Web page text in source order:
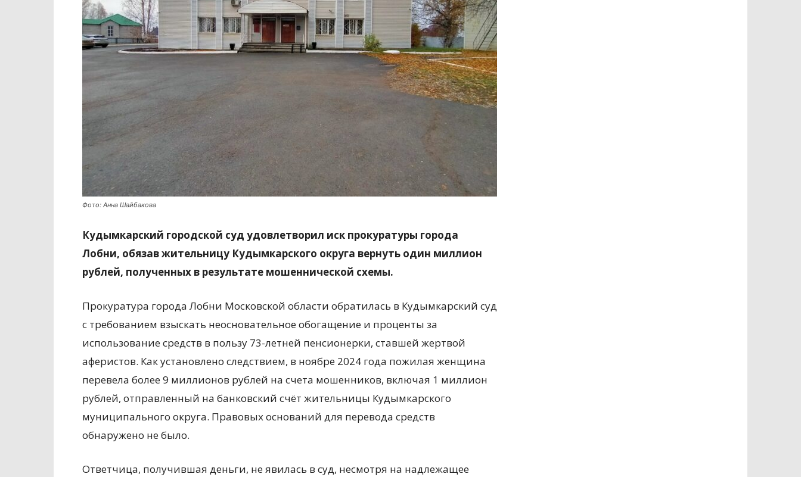
Фото: Анна Шайбакова
Кудымкарский городской суд удовлетворил иск прокуратуры города
Лобни, обязав жительницу Кудымкарского округа вернуть один миллион
рублей, полученных в результате мошеннической схемы.
Прокуратура города Лобни Московской области обратилась в Кудымкарский суд
с требованием взыскать неосновательное обогащение и проценты за
использование средств в пользу 73-летней пенсионерки, ставшей жертвой
аферистов. Как установлено следствием, в ноябре 2024 года пожилая женщина
перевела более 9 миллионов рублей на счета мошенников, включая 1 миллион
рублей, отправленный на банковский счёт жительницы Кудымкарского
муниципального округа. Правовых оснований для перевода средств
обнаружено не было.
Ответчица, получившая деньги, не явилась в суд, несмотря на надлежащее